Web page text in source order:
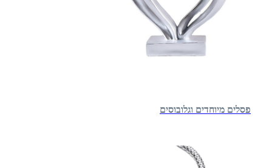
פסלים מיוחדים וגלובוסים